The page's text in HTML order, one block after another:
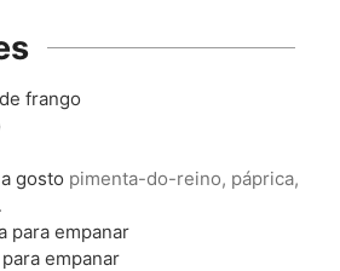
frango
gosto pimenta-do-reino, páprica,
para empanar
empanar